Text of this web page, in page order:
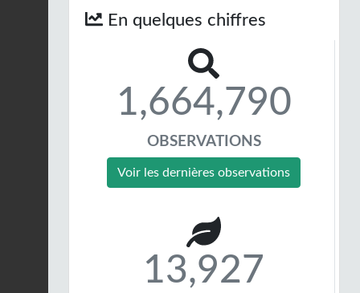
En quelques chiffres
1,664,790
OBSERVATIONS
Voir les dernières observations
13,927